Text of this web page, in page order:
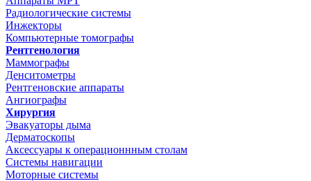
Радиологические системы
Инжекторы
Компьютерные томографы
Рентгенология
Маммографы
Денситометры
Рентгеновские аппараты
Ангиографы
Хирургия
Эвакуаторы дыма
Дерматоскопы
Аксессуары к операционнным столам
Системы навигации
Моторные системы